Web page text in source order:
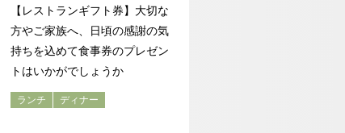
【レストランギフト券】大切な
方やご家族へ、日頃の感謝の気
持ちを込めて食事券のプレゼン
トはいかがでしょうか
ランチ ディナー